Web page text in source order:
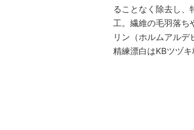
ることなく除去し、
工。繊維の毛羽落ち
リン（ホルムアル
精練漂白はKBツヅキ